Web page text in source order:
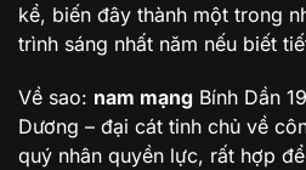
kể, biến đây thành một trong
trình sáng nhất năm nếu biết
Về sao: nam mạng Bính Dần
Dương – đại cát tinh chủ về
quý nhân quyền lực, rất hợp